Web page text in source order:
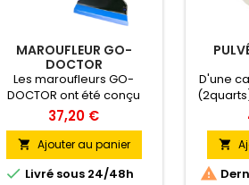
MAROUFLEUR GO-
DOCTOR
Les maroufleurs GO-
DOCTOR ont été conçu
pour un meilleur confort
d’utilisation et une efficacité
optimale. Le manche à
structure en « I » permet
une préhension parfaite.
37,20 €
 Ajouter au panier
 Livré sous 24/48h
D'une
est
robuste

